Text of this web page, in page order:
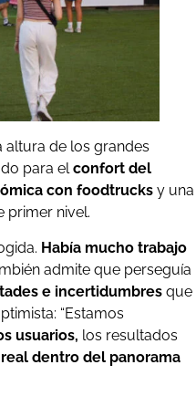
altura de los grandes
para elconfort del
con foodtrucks y una
primer nivel.
Había mucho trabajo
admite que perseguía
e incertidumbres que
“Estamos
usuarios, los resultados
dentro del panorama